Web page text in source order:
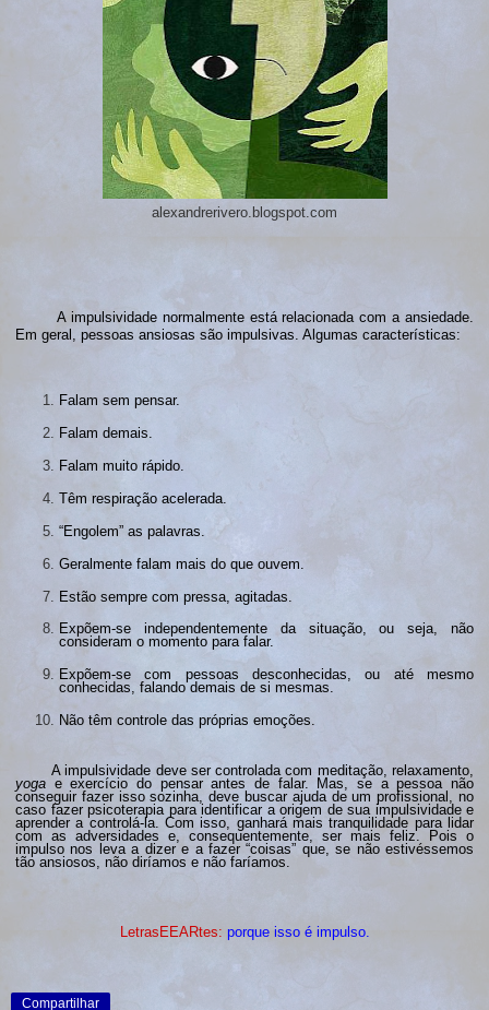
alexandrerivero.blogspot.com
A impulsividade normalmente está relacionada com a ansiedade.
Em geral, pessoas ansiosas são impulsivas. Algumas características:
Falam sem pensar.
Falam demais.
Falam muito rápido.
Têm respiração acelerada.
“Engolem” as palavras.
Geralmente falam mais do que ouvem.
Estão sempre com pressa, agitadas.
Expõem-se independentemente da situação, ou seja, não
consideram o momento para falar.
Expõem-se com pessoas desconhecidas, ou até mesmo
conhecidas, falando demais de si mesmas.
Não têm controle das próprias emoções.
A impulsividade deve ser controlada com meditação, relaxamento,
yoga eexercício do pensar antes de falar. Mas, se a pessoa não
conseguir fazer isso sozinha, deve buscar ajuda de um profissional, no
caso fazer psicoterapia para identificar a origem de sua impulsividade e
aprender a controlá-la. Com isso, ganhará mais tranquilidade para lidar
com as adversidades e, consequentemente, ser mais feliz. Pois o
impulso nos leva a dizer e a fazer “coisas” que, se não estivéssemos
tão ansiosos, não diríamos e não faríamos.
LetrasEEARtes: porque isso é impulso.
Compartilhar